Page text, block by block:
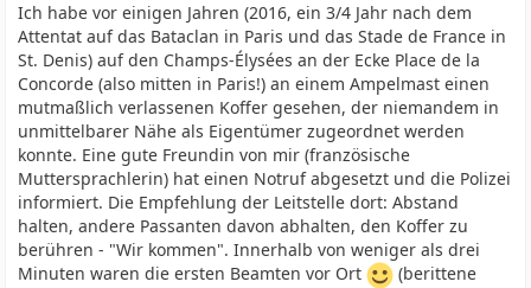
Ich habe vor einigen Jahren (2016, ein 3/4 Jahr nach dem
Attentat auf das Bataclan in Paris und das Stade de France in
St. Denis) auf den Champs-Élysées an der Ecke Place de la
Concorde (also mitten in Paris!) an einem Ampelmast einen
mutmaßlich verlassenen Koffer gesehen, der niemandem in
unmittelbarer Nähe als Eigentümer zugeordnet werden
konnte. Eine gute Freundin von mir (französische
Muttersprachlerin) hat einen Notruf abgesetzt und die Polizei
informiert. Die Empfehlung der Leitstelle dort: Abstand
halten, andere Passanten davon abhalten, den Koffer zu
berühren - "Wir kommen". Innerhalb von weniger als drei
Minuten waren die ersten Beamten vor Ort
(berittene